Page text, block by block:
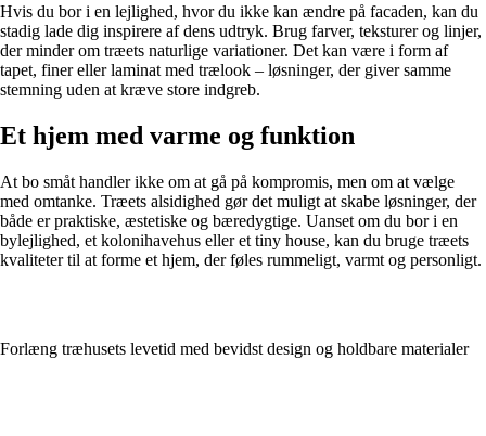
Hvis du bor i en lejlighed, hvor du ikke kan ændre på facaden, kan du
stadig lade dig inspirere af dens udtryk. Brug farver, teksturer og linjer,
der minder om træets naturlige variationer. Det kan være i form af
tapet, finer eller laminat med trælook – løsninger, der giver samme
stemning uden at kræve store indgreb.
Et hjem med varme og funktion
At bo småt handler ikke om at gå på kompromis, men om at vælge
med omtanke. Træets alsidighed gør det muligt at skabe løsninger, der
både er praktiske, æstetiske og bæredygtige. Uanset om du bor i en
bylejlighed, et kolonihavehus eller et tiny house, kan du bruge træets
kvaliteter til at forme et hjem, der føles rummeligt, varmt og personligt.
Forlæng træhusets levetid med bevidst design og holdbare materialer